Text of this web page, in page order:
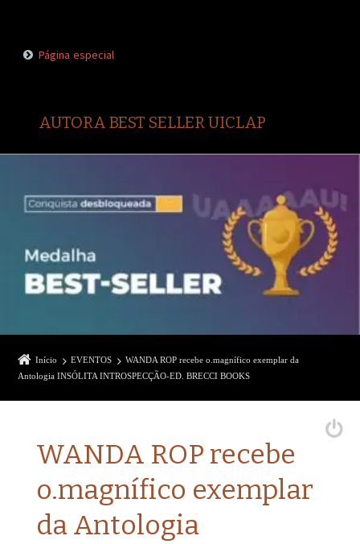
Página especial
AUTORA BEST SELLER UICLAP
Início EVENTOS
WANDA ROP recebe o.magnífico exemplar da
Antologia INSÓLITA INTROSPECÇÃO-ED. BRECCI BOOKS
WANDA ROP recebe
o.magnífico exemplar
da Antologia